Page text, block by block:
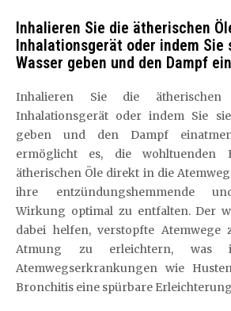
Inhalieren Sie die ätherischen
Inhalationsgerät oder indem Sie
Wasser geben und den Dampf
Inhalieren Sie die
Inhalationsgerät oder indem Sie
geben und den Dampf
ermöglicht es, die wohltuenden
ätherischen Öle direkt in die
ihre entzündungshemmende
Wirkung optimal zu entfalten. Der
dabei helfen, verstopfte
Atmung zu erleichtern, was
Atemwegserkrankungen wie
Bronchitis eine spürbare